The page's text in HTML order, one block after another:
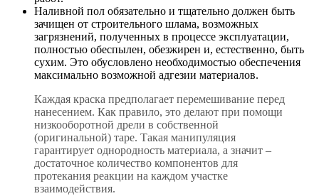
Наливной пол обязательно и тщательно должен быть
зачищен от строительного шлама, возможных
загрязнений, полученных в процессе эксплуатации,
полностью обеспылен, обезжирен и, естественно, быть
сухим. Это обусловлено необходимостью обеспечения
максимально возможной адгезии материалов.
Каждая краска предполагает перемешивание перед
нанесением. Как правило, это делают при помощи
низкооборотной дрели в собственной
(оригинальной) таре. Такая манипуляция
гарантирует однородность материала, а значит –
достаточное количество компонентов для
протекания реакции на каждом участке
взаимодействия.